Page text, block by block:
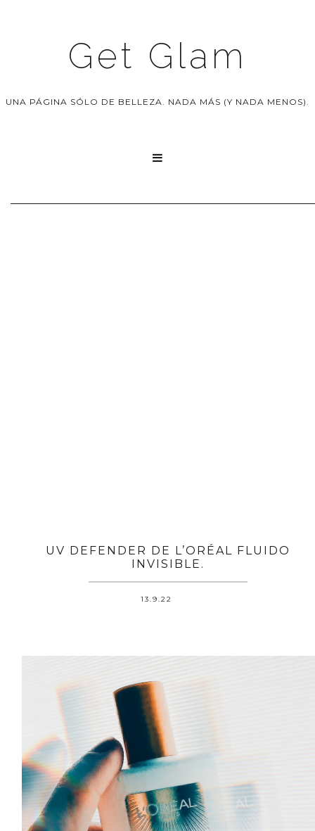
Get Glam
UNA PÁGINA SÓLO DE BELLEZA. NADA MÁS (Y NADA MENOS).

UV DEFENDER DE L’ORÉAL FLUIDO
INVISIBLE.
13.9.22